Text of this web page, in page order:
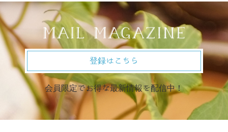
登録はこちら
会員限定でお得な最新情報を配信中！